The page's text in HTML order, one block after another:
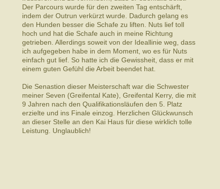
Der Parcours wurde für den zweiten Tag entschärft,
indem der Outrun verkürzt wurde. Dadurch gelang es
den Hunden besser die Schafe zu liften. Nuts lief toll
hoch und hat die Schafe auch in meine Richtung
getrieben. Allerdings soweit von der Ideallinie weg, dass
ich aufgegeben habe in dem Moment, wo es für Nuts
einfach gut lief. So hatte ich die Gewissheit, dass er mit
einem guten Gefühl die Arbeit beendet hat.
Die Senastion dieser Meisterschaft war die Schwester
meiner Seven (Greifental Kate), Greifental Kerry, die mit
9 Jahren nach den Qualifikationsläufen den 5. Platz
erzielte und ins Finale einzog. Herzlichen Glückwunsch
an dieser Stelle an den Kai Haus für diese wirklich tolle
Leistung. Unglaublich!